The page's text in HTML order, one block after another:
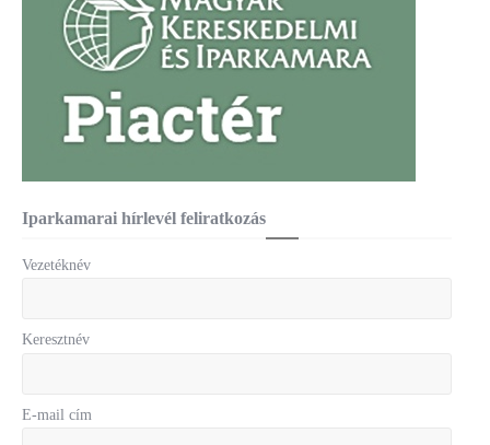
Iparkamarai hírlevél feliratkozás
Vezetéknév
Keresztnév
E-mail cím